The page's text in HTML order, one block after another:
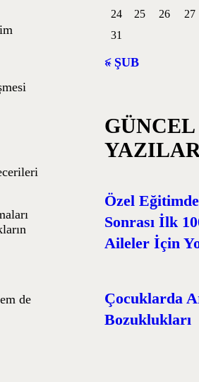
de
24
25 26 27
31
« ŞUB
GÜNCEL
Özel
Sonrası İlk
Aileler İçin
Çocuklarda
Bozuklukları